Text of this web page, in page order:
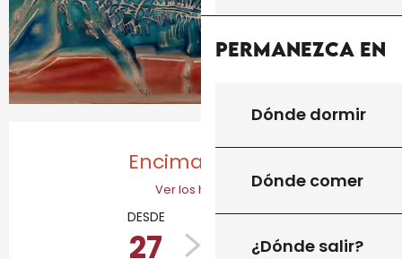
Permanezca en
Dónde dormir
Dónde comer
¿Dónde salir?
Encima por ho
Ver los horarios
DESDE
27
HASTA
9